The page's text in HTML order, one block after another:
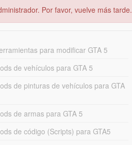
Por favor, vuelve más tarde.
para modificar GTA 5
de vehículos para GTA 5
de pinturas de vehículos para GTA
de armas para GTA 5
de código (Scripts) para GTA5